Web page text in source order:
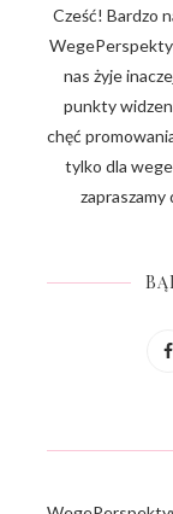
Cześć! Bardzo
nas żyje
punkty
chęć
tylko dla